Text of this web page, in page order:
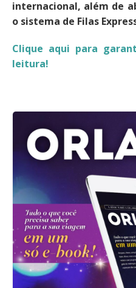
internacional, além de
o sistema de Filas
Clique aqui para
leitura!